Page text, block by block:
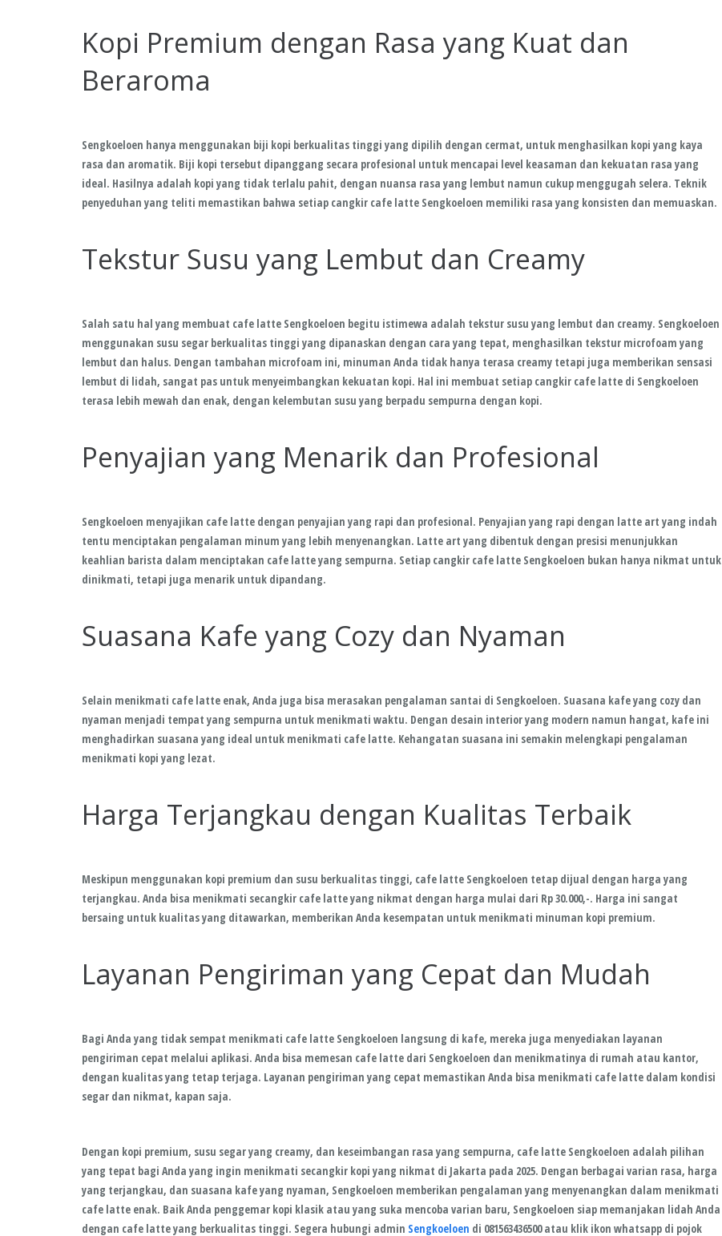
Kopi Premium dengan Rasa yang Kuat dan
Beraroma
Sengkoeloen hanya menggunakan biji kopi berkualitas tinggi yang dipilih dengan cermat, untuk menghasilkan kopi yang kaya
rasa dan aromatik. Biji kopi tersebut dipanggang secara profesional untuk mencapai level keasaman dan kekuatan rasa yang
ideal. Hasilnya adalah kopi yang tidak terlalu pahit, dengan nuansa rasa yang lembut namun cukup menggugah selera. Teknik
penyeduhan yang teliti memastikan bahwa setiap cangkir cafe latte Sengkoeloen memiliki rasa yang konsisten dan memuaskan.
Tekstur Susu yang Lembut dan Creamy
Salah satu hal yang membuat cafe latte Sengkoeloen begitu istimewa adalah tekstur susu yang lembut dan creamy. Sengkoeloen
menggunakan susu segar berkualitas tinggi yang dipanaskan dengan cara yang tepat, menghasilkan tekstur microfoam yang
lembut dan halus. Dengan tambahan microfoam ini, minuman Anda tidak hanya terasa creamy tetapi juga memberikan sensasi
lembut di lidah, sangat pas untuk menyeimbangkan kekuatan kopi. Hal ini membuat setiap cangkir cafe latte di Sengkoeloen
terasa lebih mewah dan enak, dengan kelembutan susu yang berpadu sempurna dengan kopi.
Penyajian yang Menarik dan Profesional
Sengkoeloen menyajikan cafe latte dengan penyajian yang rapi dan profesional. Penyajian yang rapi dengan latte art yang indah
tentu menciptakan pengalaman minum yang lebih menyenangkan. Latte art yang dibentuk dengan presisi menunjukkan
keahlian barista dalam menciptakan cafe latte yang sempurna. Setiap cangkir cafe latte Sengkoeloen bukan hanya nikmat untuk
dinikmati, tetapi juga menarik untuk dipandang.
Suasana Kafe yang Cozy dan Nyaman
Selain menikmati cafe latte enak, Anda juga bisa merasakan pengalaman santai di Sengkoeloen. Suasana kafe yang cozy dan
nyaman menjadi tempat yang sempurna untuk menikmati waktu. Dengan desain interior yang modern namun hangat, kafe ini
menghadirkan suasana yang ideal untuk menikmati cafe latte. Kehangatan suasana ini semakin melengkapi pengalaman
menikmati kopi yang lezat.
Harga Terjangkau dengan Kualitas Terbaik
Meskipun menggunakan kopi premium dan susu berkualitas tinggi, cafe latte Sengkoeloen tetap dijual dengan harga yang
terjangkau. Anda bisa menikmati secangkir cafe latte yang nikmat dengan harga mulai dari Rp 30.000,-. Harga ini sangat
bersaing untuk kualitas yang ditawarkan, memberikan Anda kesempatan untuk menikmati minuman kopi premium.
Layanan Pengiriman yang Cepat dan Mudah
Bagi Anda yang tidak sempat menikmati cafe latte Sengkoeloen langsung di kafe, mereka juga menyediakan layanan
pengiriman cepat melalui aplikasi. Anda bisa memesan cafe latte dari Sengkoeloen dan menikmatinya di rumah atau kantor,
dengan kualitas yang tetap terjaga. Layanan pengiriman yang cepat memastikan Anda bisa menikmati cafe latte dalam kondisi
segar dan nikmat, kapan saja.
Dengan kopi premium, susu segar yang creamy, dan keseimbangan rasa yang sempurna, cafe latte Sengkoeloen adalah pilihan
yang tepat bagi Anda yang ingin menikmati secangkir kopi yang nikmat di Jakarta pada 2025. Dengan berbagai varian rasa, harga
yang terjangkau, dan suasana kafe yang nyaman, Sengkoeloen memberikan pengalaman yang menyenangkan dalam menikmati
cafe latte enak. Baik Anda penggemar kopi klasik atau yang suka mencoba varian baru, Sengkoeloen siap memanjakan lidah Anda
dengan cafe latte yang berkualitas tinggi. Segera hubungi admin Sengkoeloen di 081563436500 atau klik ikon whatsapp di pojok